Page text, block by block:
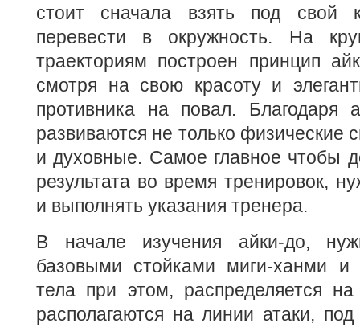
стоит сначала взять под свой
перевести в окружность. На
траекториям построен принцип
смотря на свою красоту и
противника на повал. Благодаря
развиваются не только физические
и духовные. Самое главное чтобы
результата во время тренировок,
и выполнять указания тренера.
В начале изучения айки-до,
базовыми стойками миги-ханми и
тела при этом, распределяется
располагаются на линии атаки,